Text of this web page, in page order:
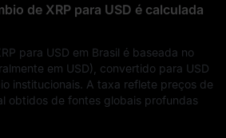
de XRP para USD é calculada
para USD em Brasil é baseada no
em USD), convertido para USD
institucionais. A taxa reflete preços de
obtidos de fontes globais profundas